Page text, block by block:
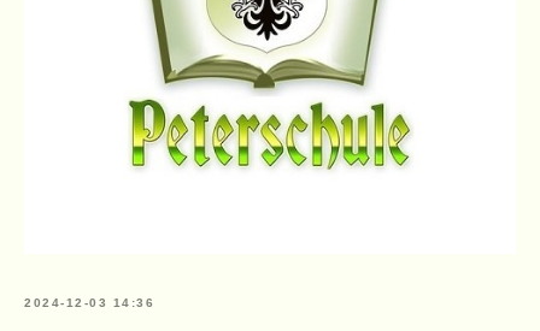
2024-12-03 14:36